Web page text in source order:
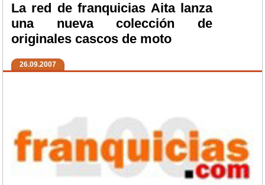
La red de franquicias Aita lanza
una nueva colección de
originales cascos de moto
26.09.2007